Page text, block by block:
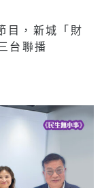
目，新城「財
台聯播